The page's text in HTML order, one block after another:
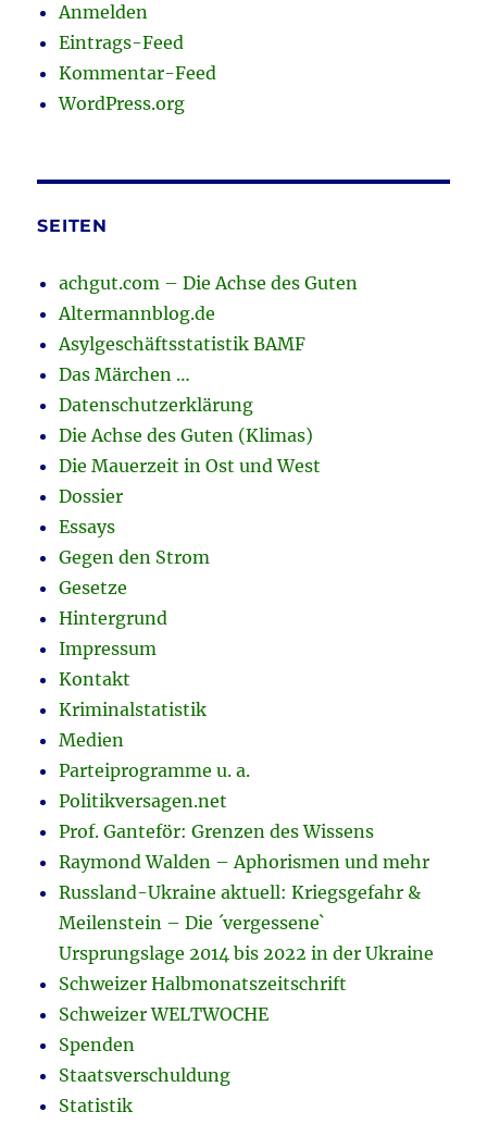
Anmelden
Eintrags-Feed
Kommentar-Feed
WordPress.org
SEITEN
achgut.com – Die Achse des Guten
Altermannblog.de
Asylgeschäftsstatistik BAMF
Das Märchen …
Datenschutzerklärung
Die Achse des Guten (Klimas)
Die Mauerzeit in Ost und West
Dossier
Essays
Gegen den Strom
Gesetze
Hintergrund
Impressum
Kontakt
Kriminalstatistik
Medien
Parteiprogramme u. a.
Politikversagen.net
Prof. Ganteför: Grenzen des Wissens
Raymond Walden – Aphorismen und mehr
Russland-Ukraine aktuell: Kriegsgefahr &
Meilenstein – Die ´vergessene`
Ursprungslage 2014 bis 2022 in der Ukraine
Schweizer Halbmonatszeitschrift
Schweizer WELTWOCHE
Spenden
Staatsverschuldung
Statistik